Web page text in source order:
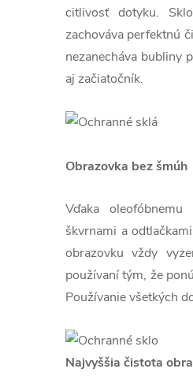
citlivosť dotyku.
zachováva perfektnú
nezanecháva bubliny
aj začiatočník.
Obrazovka bez šmúh
Vďaka
škvrnami a
obrazovku vždy
používaní tým, že
Používanie všetkých
Najvyššia čistota